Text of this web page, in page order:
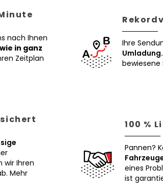
nach Ihnen
in ganz
Zeitplan
Ihre
Umladung.
bewiesene
wir Ihren
Mehr
100 %
Pannen?
eines
ist